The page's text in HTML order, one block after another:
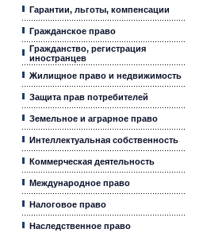
Гарантии, льготы, компенсации
Гражданское право
Гражданство, регистрация
иностранцев
Жилищное право и недвижимость
Защита прав потребителей
Земельное и аграрное право
Интеллектуальная собственность
Коммерческая деятельность
Международное право
Налоговое право
Наследственное право